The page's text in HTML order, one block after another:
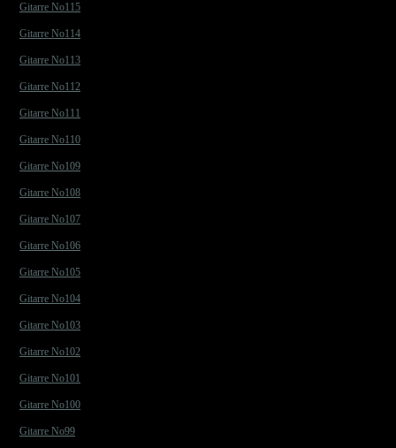
Gitarre No115
Gitarre No114
Gitarre No113
Gitarre No112
Gitarre No111
Gitarre No110
Gitarre No109
Gitarre No108
Gitarre No107
Gitarre No106
Gitarre No105
Gitarre No104
Gitarre No103
Gitarre No102
Gitarre No101
Gitarre No100
Gitarre No99